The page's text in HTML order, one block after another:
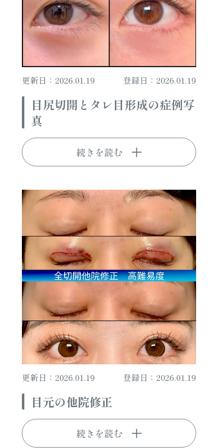
更新日：2026.01.19 登録日：2026.01.19
目尻切開とタレ目形成の症例写
真
続きを読む
更新日：2026.01.19 登録日：2026.01.19
目元の他院修正
続きを読む